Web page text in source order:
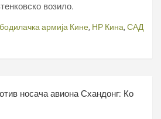
возило.
армија Кине, НР Кина, САД
носача авиона Схандонг: Ко